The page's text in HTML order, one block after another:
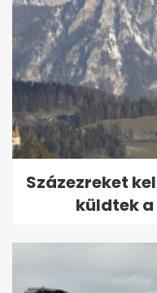
Százezreket
küldtek